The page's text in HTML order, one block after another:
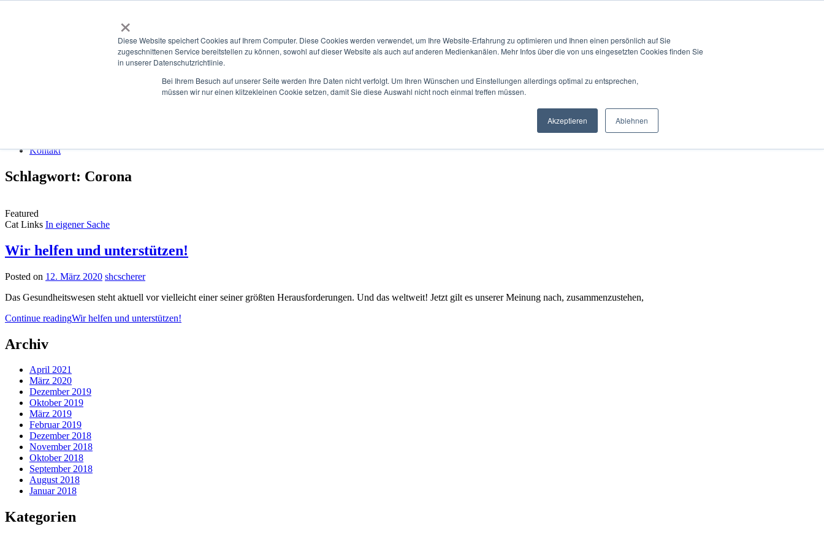
×
Diese Website speichert Cookies auf Ihrem Computer. Diese Cookies werden verwendet, um Ihre Website-Erfahrung zu optimieren und Ihnen einen persönlich auf Sie
zugeschnittenen Service bereitstellen zu können, sowohl auf dieser Website als auch auf anderen Medienkanälen. Mehr Infos über die von uns eingesetzten Cookies finden Sie
in unserer Datenschutzrichtlinie.
Bei Ihrem Besuch auf unserer Seite werden Ihre Daten nicht verfolgt. Um Ihren Wünschen und Einstellungen allerdings optimal zu entsprechen,
müssen wir nur einen klitzekleinen Cookie setzen, damit Sie diese Auswahl nicht noch einmal treffen müssen.
Akzeptieren Ablehnen
Kontakt
Schlagwort: Corona
Featured
Cat Links In eigener Sache
Wir helfen und unterstützen!
Posted on 12. März 2020 shcscherer
Das Gesund­heitswe­sen ste­ht aktuell vor vielle­icht ein­er sein­er größten Her­aus­forderun­gen. Und das weltweit! Jet­zt gilt es unser­er Mei­n­ung nach, zusammenzustehen,
Con­tin­ue read­ingWir helfen und unterstützen!
Archiv
April 2021
März 2020
Dezember 2019
Oktober 2019
März 2019
Februar 2019
Dezember 2018
November 2018
Oktober 2018
September 2018
August 2018
Januar 2018
Kategorien